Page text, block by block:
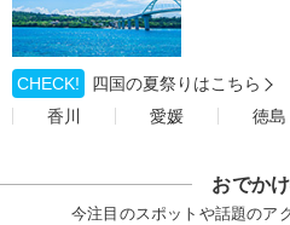
CHECK!
四国の夏祭りはこちら
香川
愛媛 徳島
おでか
今注目のスポットや話題のア